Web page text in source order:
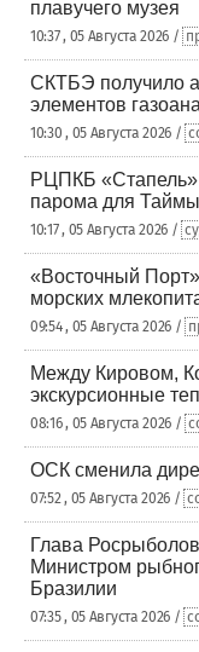
плавучего музея
10:37 , 05 Августа 2026 /
СКТБЭ получило
элементов
10:30 , 05 Августа 2026 /
РЦПКБ «Стапель»
парома для
10:17 , 05 Августа 2026 /
«Восточный
морских
09:54 , 05 Августа 2026 /
Между Кировом,
экскурсионные
08:16 , 05 Августа 2026 /
ОСК сменила
07:52 , 05 Августа 2026 /
Глава
Министром
Бразилии
07:35 , 05 Августа 2026 /